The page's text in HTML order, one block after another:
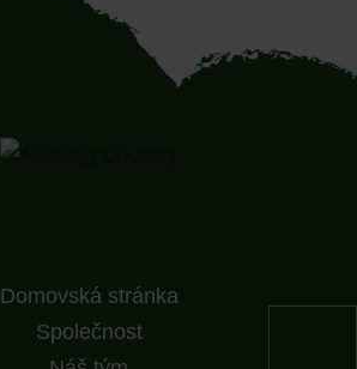
Domovská stránka
Společnost